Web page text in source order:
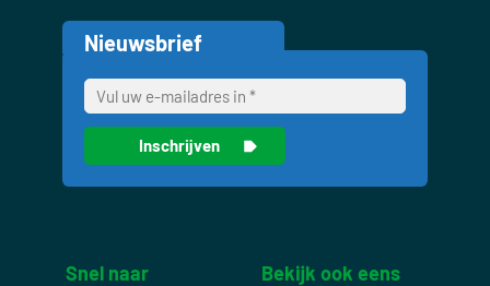
Nieuwsbrief
Snel naar
Bekijk ook eens